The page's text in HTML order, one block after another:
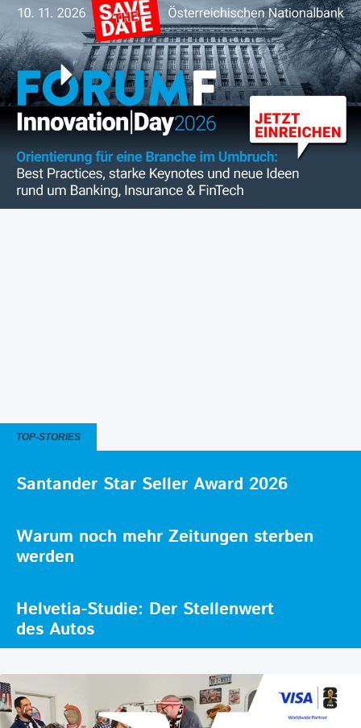
TOP-STORIES
Santander Star Seller Award 2026
Warum noch mehr Zeitungen sterben
werden
Helvetia-Studie: Der Stellenwert
des Autos